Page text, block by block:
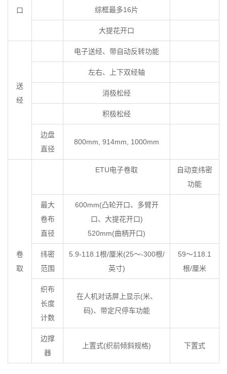
口
综框最多16片
大提花开口
送
经
电子送经、带自动反转功能
左右、上下双经轴
消极松经
积极松经
边盘
直径
800mm, 914mm, 1000mm
卷
取
ETU电子卷取
自动变纬密
功能
最大
卷布
直径
600mm(凸轮开口、多臂开
口、大提花开口)
520mm(曲柄开口)
纬密
范围
5.9-118.1根/厘米(25～-300根/
英寸)
59～118.1
根/厘米
织布
长度
计数
在人机对话屏上显示(米、
码)、带定尺停车功能
边撑
器
上置式(织前倾斜规格) 下置式